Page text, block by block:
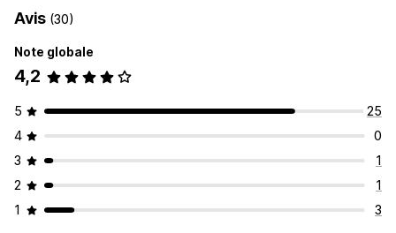
Avis (30)
Note globale
4,2
5
25
4
0
3
1
2
1
1
3